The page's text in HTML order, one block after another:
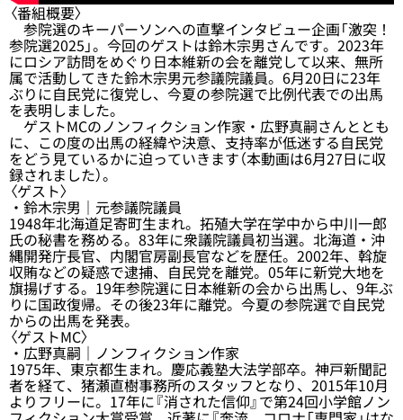
〈番組概要〉
参院選のキーパーソンへの直撃インタビュー企画「激突！
参院選2025」。今回のゲストは鈴木宗男さんです。2023年
にロシア訪問をめぐり日本維新の会を離党して以来、無所
属で活動してきた鈴木宗男元参議院議員。6月20日に23年
ぶりに自民党に復党し、今夏の参院選で比例代表での出馬
を表明しました。
ゲストMCのノンフィクション作家・広野真嗣さんととも
に、この度の出馬の経緯や決意、支持率が低迷する自民党
をどう見ているかに迫っていきます（本動画は6月27日に収
録されました）。
〈ゲスト〉
・鈴木宗男｜元参議院議員
1948年北海道足寄町生まれ。拓殖大学在学中から中川一郎
氏の秘書を務める。83年に衆議院議員初当選。北海道・沖
縄開発庁長官、内閣官房副長官などを歴任。2002年、斡旋
収賄などの疑惑で逮捕、自民党を離党。05年に新党大地を
旗揚げする。19年参院選に日本維新の会から出馬し、9年ぶ
りに国政復帰。その後23年に離党。今夏の参院選で自民党
からの出馬を発表。
〈ゲストMC〉
・広野真嗣｜ノンフィクション作家
1975年、東京都生まれ。慶応義塾大法学部卒。神戸新聞記
者を経て、猪瀬直樹事務所のスタッフとなり、2015年10月
よりフリーに。17年に『消された信仰』で第24回小学館ノン